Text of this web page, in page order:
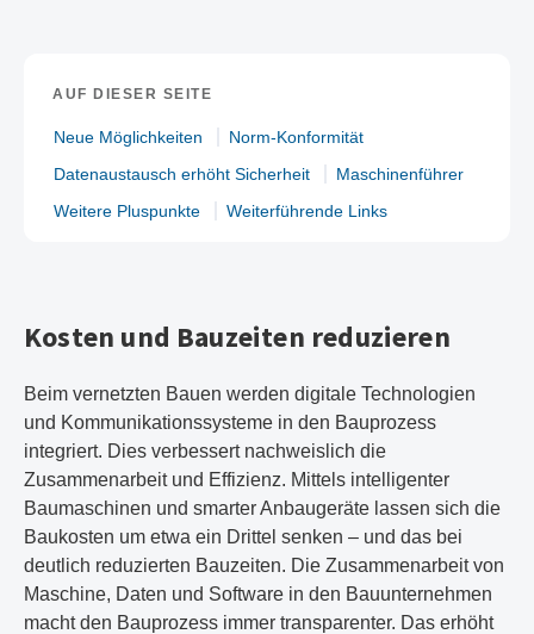
AUF DIESER SEITE
Neue Möglichkeiten
Norm-Konformität
Datenaustausch erhöht Sicherheit
Maschinenführer
Weitere Pluspunkte
Weiterführende Links
Kosten und Bauzeiten reduzieren
Beim vernetzten Bauen werden digitale Technologien
und Kommunikationssysteme in den Bauprozess
integriert. Dies verbessert nachweislich die
Zusammenarbeit und Effizienz. Mittels intelligenter
Baumaschinen und smarter Anbaugeräte lassen sich die
Baukosten um etwa ein Drittel senken – und das bei
deutlich reduzierten Bauzeiten. Die Zusammenarbeit von
Maschine, Daten und Software in den Bauunternehmen
macht den Bauprozess immer transparenter. Das erhöht